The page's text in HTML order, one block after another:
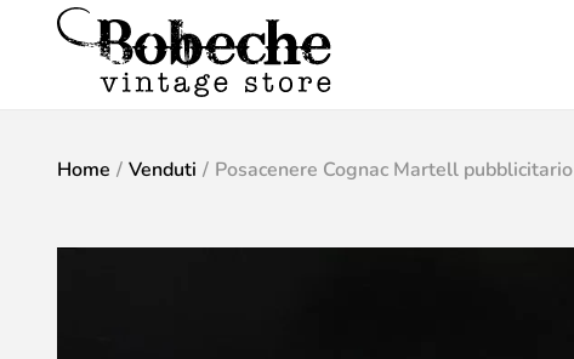
Home / Venduti / Posacenere Cognac Martell pubblicitario